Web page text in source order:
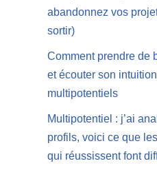
abandonnez vos
sortir)
Comment prendre de
et écouter son
multipotentiels
Multipotentiel : j’ai
profils, voici ce que
qui réussissent font